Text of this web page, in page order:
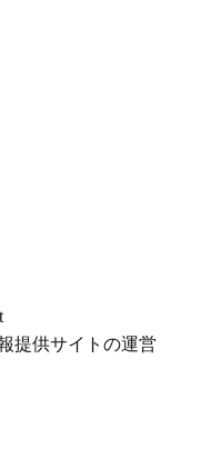
提供サイトの運営